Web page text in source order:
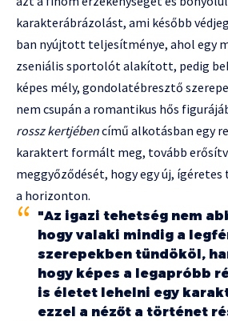
karakterábrázolást, ami később
ban nyújtott teljesítménye, ahol egy
zseniális sportolót alakított, pedig
képes mély, gondolatébresztő
nem csupán a romantikus hős
rossz kertjébencímű alkotásban egy
karaktert formált meg, tovább
meggyőződését, hogy egy új,
a horizonton.
"Az igazi tehetség nem
hogy valaki mindig a
szerepekben tündököl,
hogy képes a legapróbb
is életet lehelni egy
ezzel a nézőt a történet